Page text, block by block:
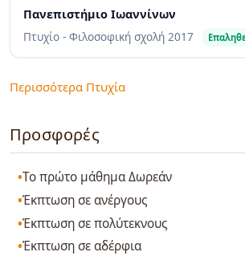
Πανεπιστήμιο Ιωαννίνων
Πτυχίο - Φιλοσοφική σχολή 2017
Περισσότερα Πτυχία
Προσφορές
Το πρώτο μάθημα Δωρεάν
Έκπτωση σε ανέργους
Έκπτωση σε πολύτεκνους
Έκπτωση σε αδέρφια